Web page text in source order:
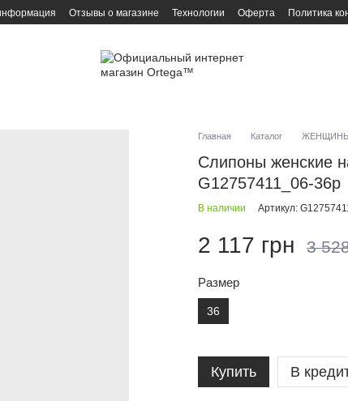
Отзывы о магазине Технологии Оферта Политика
Главная Каталог
Слипоны женские
G12757411_06-36р
В наличии Артикул:
2 117 грн 3
Размер
36
Купить В